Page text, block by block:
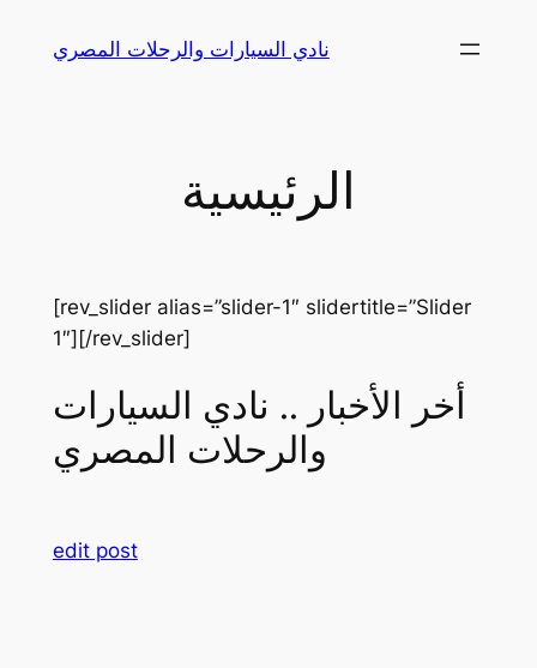
نادي السيارات والرحلات المصري
الرئيسية
[rev_slider alias=”slider-1″ slidertitle=”Slider
1″][/rev_slider]
أخر الأخبار .. نادي السيارات
والرحلات المصري
edit post